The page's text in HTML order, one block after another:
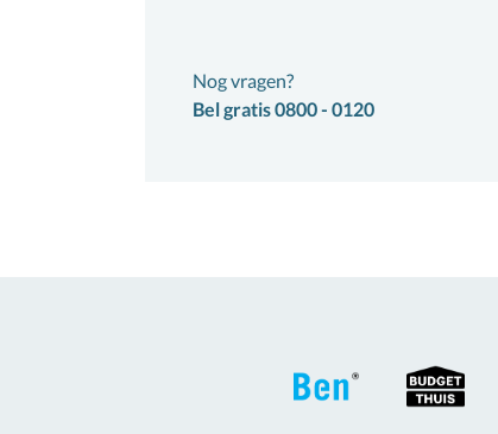
Nog vragen?
Bel gratis 0800 - 0120